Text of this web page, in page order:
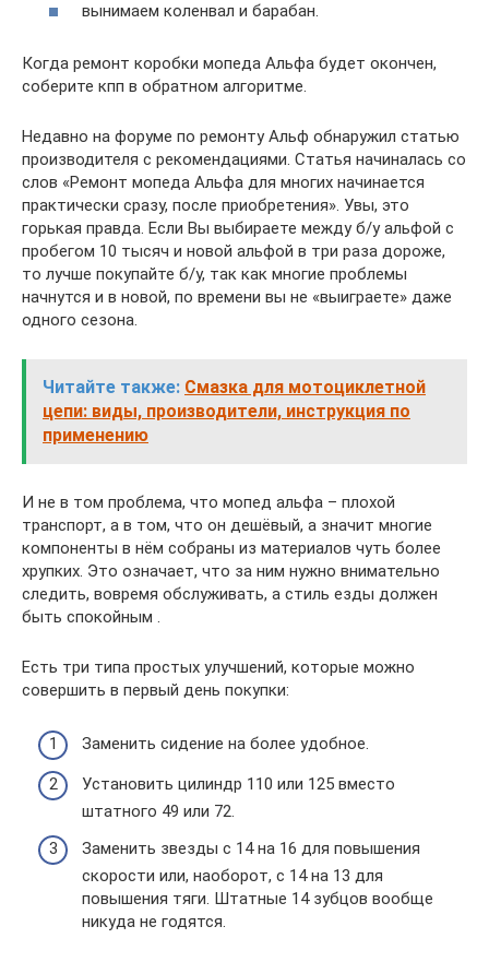
вынимаем коленвал и барабан.
Когда ремонт коробки мопеда Альфа будет окончен,
соберите кпп в обратном алгоритме.
Недавно на форуме по ремонту Альф обнаружил статью
производителя с рекомендациями. Статья начиналась со
слов «Ремонт мопеда Альфа для многих начинается
практически сразу, после приобретения». Увы, это
горькая правда. Если Вы выбираете между б/у альфой с
пробегом 10 тысяч и новой альфой в три раза дороже,
то лучше покупайте б/у, так как многие проблемы
начнутся и в новой, по времени вы не «выиграете» даже
одного сезона.
Читайте также: Смазка для мотоциклетной
цепи: виды, производители, инструкция по
применению
И не в том проблема, что мопед альфа – плохой
транспорт, а в том, что он дешёвый, а значит многие
компоненты в нём собраны из материалов чуть более
хрупких. Это означает, что за ним нужно внимательно
следить, вовремя обслуживать, а стиль езды должен
быть спокойным .
Есть три типа простых улучшений, которые можно
совершить в первый день покупки:
Заменить сидение на более удобное.
Установить цилиндр 110 или 125 вместо
штатного 49 или 72.
Заменить звезды с 14 на 16 для повышения
скорости или, наоборот, с 14 на 13 для
повышения тяги. Штатные 14 зубцов вообще
никуда не годятся.